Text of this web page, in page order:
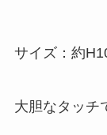
サイズ：約
大胆なタッチ